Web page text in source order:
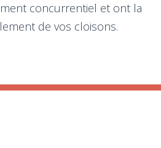
concurrentiel et ont la
de vos cloisons.